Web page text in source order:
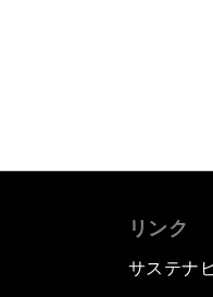
リンク
サステナ